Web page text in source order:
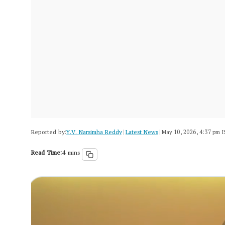
Reported by:Y.V. Narsimha Reddy|Latest News|May 10, 2026, 4:37 pm
Read Time:4 mins